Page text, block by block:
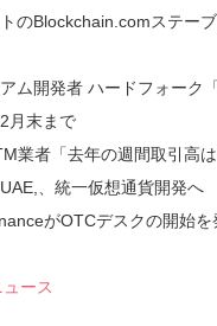
のBlockchain.comステー
ム開発者 ハードフォーク
月末まで
業者「去年の週間取引高は
、統一仮想通貨開発へ
がOTCデスクの開始を
ース